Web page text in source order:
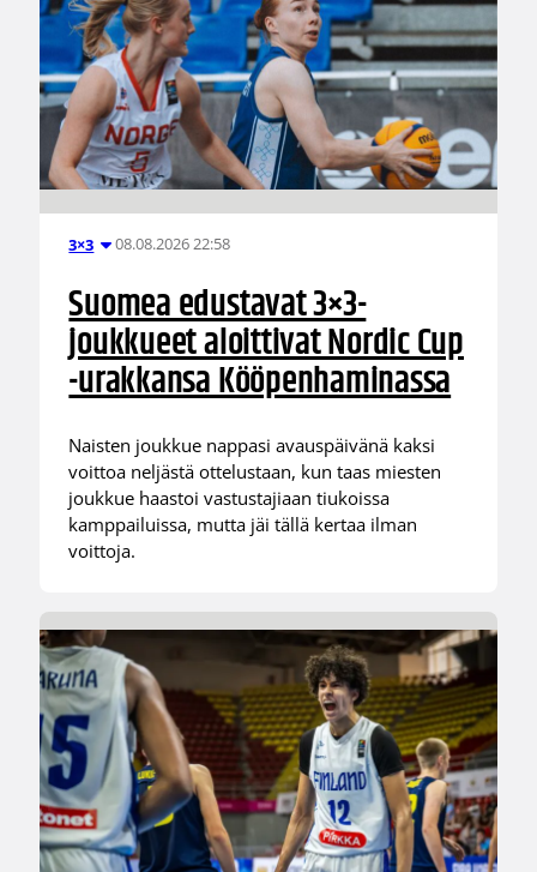
3×3 08.08.2026 22:58
Suomea edustavat 3×3-
joukkueet aloittivat Nordic Cup
-urakkansa Kööpenhaminassa
Naisten joukkue nappasi avauspäivänä kaksi
voittoa neljästä ottelustaan, kun taas miesten
joukkue haastoi vastustajiaan tiukoissa
kamppailuissa, mutta jäi tällä kertaa ilman
voittoja.